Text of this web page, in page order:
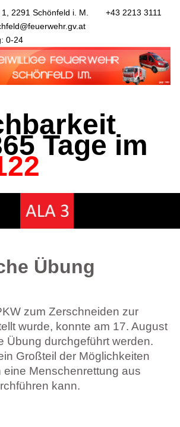
2291 Schönfeld i. M.
+43 2213 3111
0-24
Tage im
Übung
zum Zerschneiden zur
wurde, konnte am 17. August
Übung durchgeführt werden.
Großteil der Möglichkeiten
eine Menschenrettung aus
kann.